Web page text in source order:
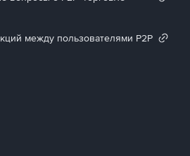
между пользователями P2P